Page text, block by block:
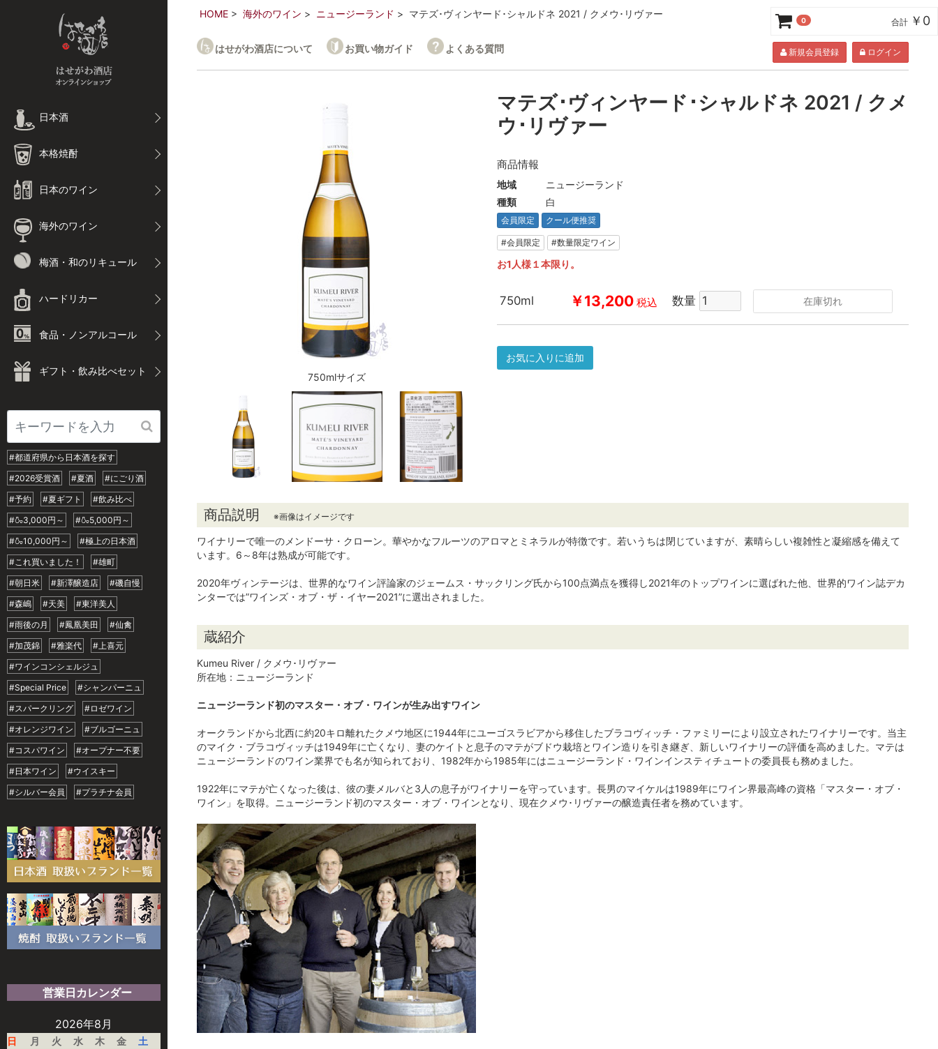
日本酒
本格焼酎
日本のワイン
海外のワイン
梅酒・和のリキュール
ハードリカー
食品・ノンアルコール
ギフト・飲み比べセット
#都道府県から日本酒を探す
#2026受賞酒
#夏酒
#にごり酒
#予約
#夏ギフト
#飲み比べ
#🍶3,000円～
#🍶5,000円～
#🍶10,000円～
#極上の日本酒
#これ買いました！
#雄町
#朝日米
#新澤醸造店
#磯自慢
#森嶋
#天美
#東洋美人
#雨後の月
#鳳凰美田
#仙禽
#加茂錦
#雅楽代
#上喜元
#ワインコンシェルジュ
#Special Price
#シャンパーニュ
#スパークリング
#ロゼワイン
#オレンジワイン
#ブルゴーニュ
#コスパワイン
#オープナー不要
#日本ワイン
#ウイスキー
#シルバー会員
#プラチナ会員
営業日カレンダー
2026年8月
日 月 火 水 木 金
土
HOME 海外のワイン ニュージーランド マテズ･ヴィンヤード･シャルドネ 2021 / クメウ･リヴァー
はせがわ酒店について お買い物ガイド よくある質問 新規会員登録 ログイン
750mlサイズ
マテズ･ヴィンヤード･シャルドネ 2021 / クメ
ウ･リヴァー
商品情報
地域
ニュージーランド
種類
白
会員限定 クール便推奨
#会員限定 #数量限定ワイン
お1人様１本限り。
750ml ￥13,200 税込 数量 在庫切れ
お気に入りに追加
商品説明 ※画像はイメージです
ワイナリーで唯一のメンドーサ・クローン。華やかなフルーツのアロマとミネラルが特徴です。若いうちは閉じていますが、素晴らしい複雑性と凝縮感を備えて
います。6～8年は熟成が可能です。
2020年ヴィンテージは、世界的なワイン評論家のジェームス・サックリング氏から100点満点を獲得し2021年のトップワインに選ばれた他、世界的ワイン誌デカ
ンターでは”ワインズ・オブ・ザ・イヤー2021”に選出されました。
蔵紹介
Kumeu River / クメウ･リヴァー
所在地：ニュージーランド
ニュージーランド初のマスター・オブ・ワインが生み出すワイン
オークランドから北西に約20キロ離れたクメウ地区に1944年にユーゴスラビアから移住したブラコヴィッチ・ファミリーにより設立されたワイナリーです。当主
のマイク・ブラコヴィッチは1949年に亡くなり、妻のケイトと息子のマテがブドウ栽培とワイン造りを引き継ぎ、新しいワイナリーの評価を高めました。マテは
ニュージーランドのワイン業界でも名が知られており、1982年から1985年にはニュージーランド・ワインインスティチュートの委員長も務めました。
1922年にマテが亡くなった後は、彼の妻メルバと3人の息子がワイナリーを守っています。長男のマイケルは1989年にワイン界最高峰の資格「マスター・オブ・
ワイン」を取得。ニュージーランド初のマスター・オブ・ワインとなり、現在クメウ･リヴァーの醸造責任者を務めています。
0 合計 ￥0